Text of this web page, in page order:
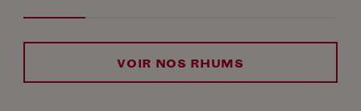
VOIR NOS RHUMS